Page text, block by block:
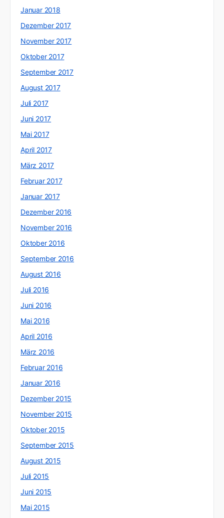
Januar 2018
Dezember 2017
November 2017
Oktober 2017
September 2017
August 2017
Juli 2017
Juni 2017
Mai 2017
April 2017
März 2017
Februar 2017
Januar 2017
Dezember 2016
November 2016
Oktober 2016
September 2016
August 2016
Juli 2016
Juni 2016
Mai 2016
April 2016
März 2016
Februar 2016
Januar 2016
Dezember 2015
November 2015
Oktober 2015
September 2015
August 2015
Juli 2015
Juni 2015
Mai 2015